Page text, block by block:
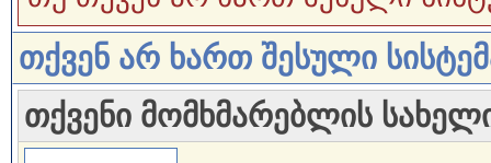
თქვენ არ ხართ შესული
თქვენი მომხმარებლის